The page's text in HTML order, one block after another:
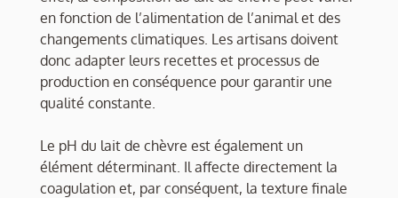
en fonction de l’alimentation de l’animal et des
changements climatiques. Les artisans doivent
donc adapter leurs recettes et processus de
production en conséquence pour garantir une
qualité constante.
Le pH du lait de chèvre est également un
élément déterminant. Il affecte directement la
coagulation et, par conséquent, la texture finale